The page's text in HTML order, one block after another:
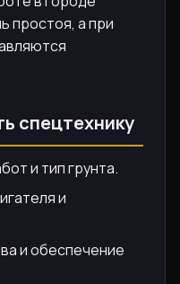
простоя, а при
спецтехнику
и тип грунта.
и
и обеспечение